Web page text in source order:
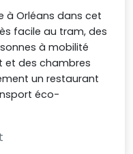
à Orléans dans cet
facile au tram, des
à mobilité
et des chambres
un restaurant
éco-